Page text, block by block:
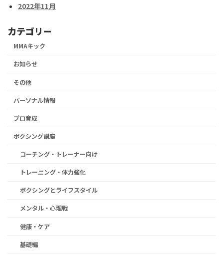
2022年11月
カテゴリー
MMAキック
お知らせ
その他
パーソナル情報
プロ育成
ボクシング講座
コーチング・トレーナー向け
トレーニング・体力強化
ボクシングとライフスタイル
メンタル・心理戦
健康・ケア
基礎編